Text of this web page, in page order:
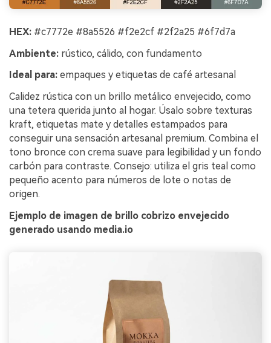
HEX: #c7772e #8a5526 #f2e2cf #2f2a25 #6f7d7a
Ambiente: rústico, cálido, con fundamento
Ideal para: empaques y etiquetas de café artesanal
Calidez rústica con un brillo metálico envejecido, como
una tetera querida junto al hogar. Úsalo sobre texturas
kraft, etiquetas mate y detalles estampados para
conseguir una sensación artesanal premium. Combina el
tono bronce con crema suave para legibilidad y un fondo
carbón para contraste. Consejo: utiliza el gris teal como
pequeño acento para números de lote o notas de
origen.
Ejemplo de imagen de brillo cobrizo envejecido
generado usando media.io